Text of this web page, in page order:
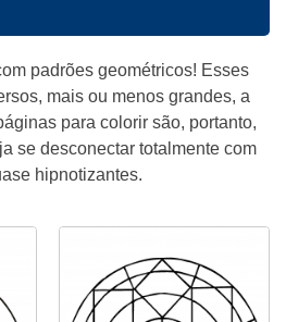
padrões geométricos! Esses
mais ou menos grandes, a
para colorir são, portanto,
se desconectar totalmente com
hipnotizantes.